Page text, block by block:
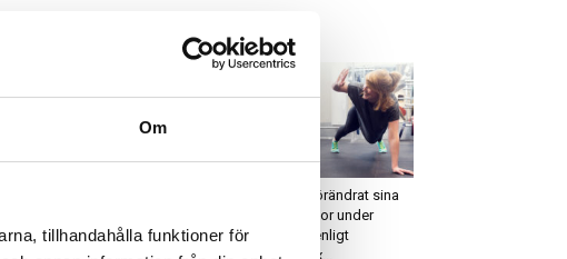
Om
tillhandahålla funktioner för
behandlingar och mycket
mer med bokningsflöden
2 av 3 har förändrat sina
träningsvanor under
pandemin enligt
Friskisindex...